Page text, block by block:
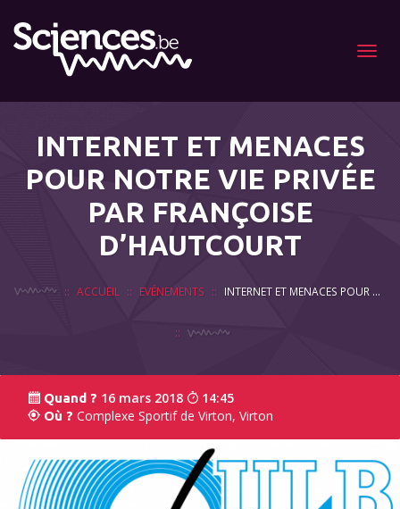
Menu
INTERNET ET MENACES
POUR NOTRE VIE PRIVÉE
PAR FRANÇOISE
D’HAUTCOURT
ACCUEIL EVÉNEMENTS INTERNET ET MENACES POUR NOTRE VIE PRIVÉE PAR FRANÇOISE D’HAUTCOURT
Quand ? 16 mars 2018 14:45
Où ? Complexe Sportif de Virton, Virton